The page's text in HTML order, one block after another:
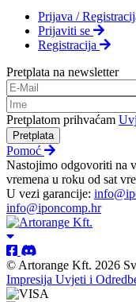
Prijava /
Prijaviti se
Registracija
Pretplata na newsletter
Pretplatom prihvaćam
Pretplata
Pomoć
Nastojimo odgovoriti na
vremena u roku od sat
U vezi garancije:
info@iponcomp.hr
© Artorange Kft. 2026
Impresija Uvjeti i